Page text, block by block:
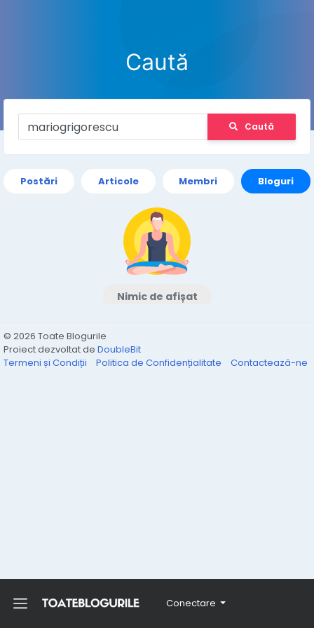
Conectare
Caută
Caută
Postări Articole Membri Bloguri
Nimic de afișat
© 2026 Toate Blogurile
Proiect dezvoltat de DoubleBit
Termeni și Condiții
Politica de Confidențialitate Contactează-ne